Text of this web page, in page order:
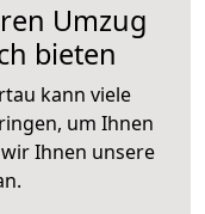
Umzug
bieten
kann viele
um Ihnen
Ihnen unsere